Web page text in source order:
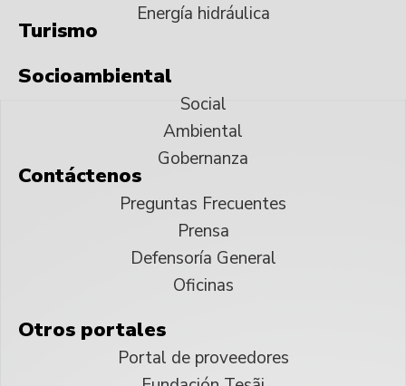
Energía hidráulica
Turismo
Socioambiental
Social
Ambiental
Gobernanza
Contáctenos
Preguntas Frecuentes
Prensa
Defensoría General
Oficinas
Otros portales
Portal de proveedores